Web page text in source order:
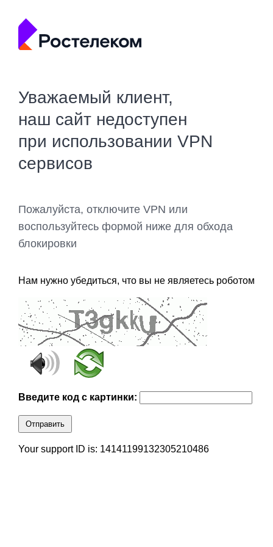
Уважаемый клиент,
наш сайт недоступен
при использовании VPN
сервисов
Пожалуйста, отключите VPN или
воспользуйтесь формой ниже для обхода
блокировки
Нам нужно убедиться, что вы не являетесь роботом
Введите код с картинки:
Отправить
Your support ID is: 14141199132305210486